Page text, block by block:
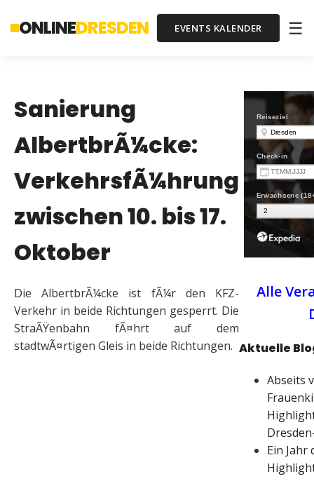
ONLINEDRESDEN EVENTS KALENDER ☰
Sanierung
AlbertbrÃ¼cke:
VerkehrsfÃ¼hrung
zwischen 10. bis 17.
Oktober
Die AlbertbrÃ¼cke ist fÃ¼r den KFZ-
Verkehr in beide Richtungen gesperrt. Die
StraÃŸenbahn fÃ¤hrt auf dem
stadtwÃ¤rtigen Gleis in beide Richtungen.
Alle
Aktuelle
Abseits
Ein Jahr